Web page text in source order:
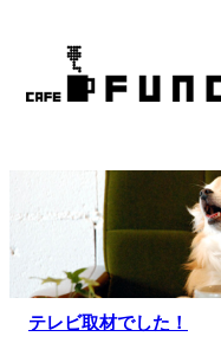
テレビ取材でした！